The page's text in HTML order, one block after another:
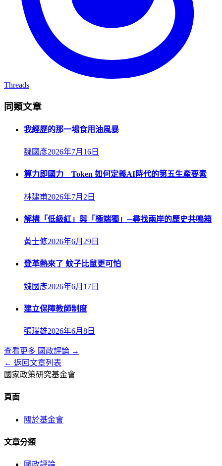
Threads
同類文章
我經歷的那一場食用油風暴
魏國彥2026年7月16日
算力即國力 Token 如何定義AI時代的第五生產要素
林建甫2026年7月2日
解構「低級紅」與「極端獨」─尋找兩岸的歷史共鳴箱
黃士修2026年6月29日
登革熱來了 蚊子比鼠更可怕
魏國彥2026年6月17日
建立保障教師制度
張瑞雄2026年6月8日
查看更多 國政評論 →
← 返回文章列表
國家政策研究基金會
頁面
關於基金會
文章分類